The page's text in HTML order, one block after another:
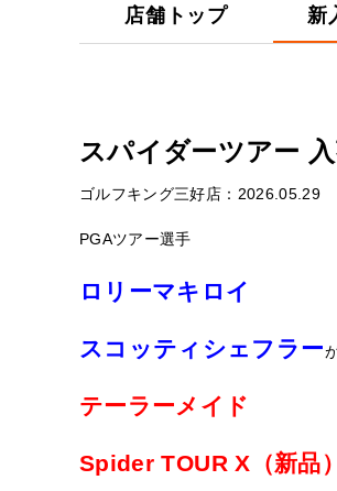
店舗トップ 新
スパイダーツアー
ゴルフキング三好店：2026.05.29
PGAツアー選手
ロリーマキロイ
スコッティシェフラー
テーラーメイド
Spider TOUR X（新品）